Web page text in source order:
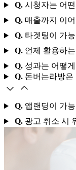
Q. 시청자는 어
Q. 매출까지 이
Q. 타겟팅이 가
Q. 언제 활용하
Q. 성과는 어떻
Q. 돈버는라방은
Q. 앱랜딩이 가
Q. 광고 취소 시